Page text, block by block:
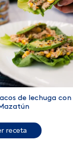
de lechuga con
receta